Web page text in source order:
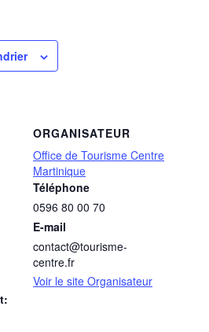
ORGANISATEUR
Office de Tourisme Centre
Martinique
Téléphone
0596 80 00 70
E-mail
contact@tourisme-
centre.fr
Voir le site Organisateur